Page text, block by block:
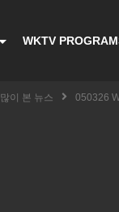
WKTV
많이 본 뉴스 050326